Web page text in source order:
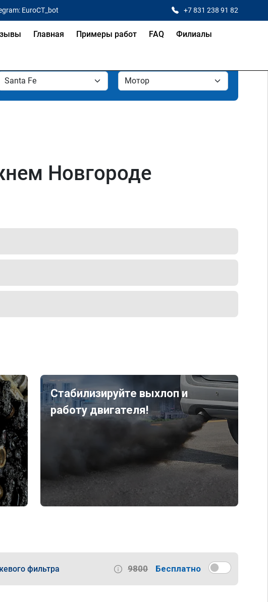
EuroCT_bot +7 831 238 91 82
Главная Примеры работ FAQ Филиалы
Новгороде
Стабилизируйте выхлоп и
работу двигателя!
фильтра 9800 Бесплатно